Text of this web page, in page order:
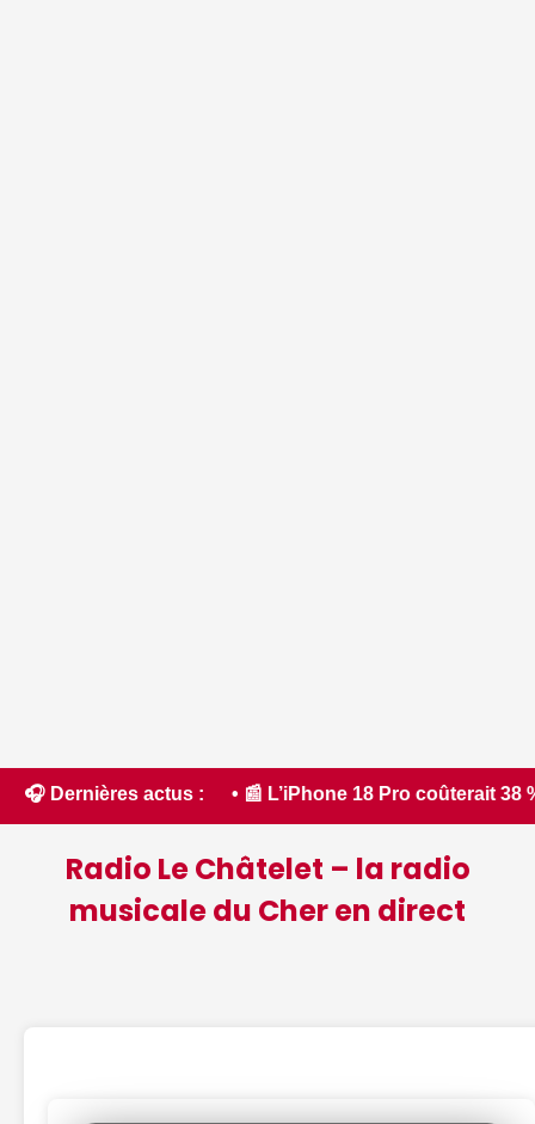
🎧 Dernières actus :
• 📰 L’iPhone 18 Pro coûterait 38 % plus cher
Radio Le Châtelet – la radio
musicale du Cher en direct